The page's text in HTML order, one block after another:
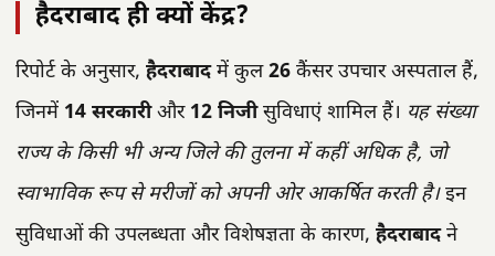
हैदराबाद ही क्यों केंद्र?
रिपोर्ट के अनुसार, हैदराबादमें कुल26 कैंसर उपचार अस्पताल हैं,
जिनमें 14 सरकारीऔर 12 निजीसुविधाएं शामिल हैं। यह संख्या
राज्य के किसी भी अन्य जिले की तुलना में कहीं अधिक है, जो
स्वाभाविक रूप से मरीजों को अपनी ओर आकर्षित करती है।इन
सुविधाओं की उपलब्धता और विशेषज्ञता के कारण, हैदराबादने